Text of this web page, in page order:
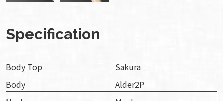
Specification
Body Top
Sakura
Body
Alder2P